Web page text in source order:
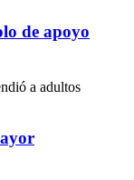
de apoyo